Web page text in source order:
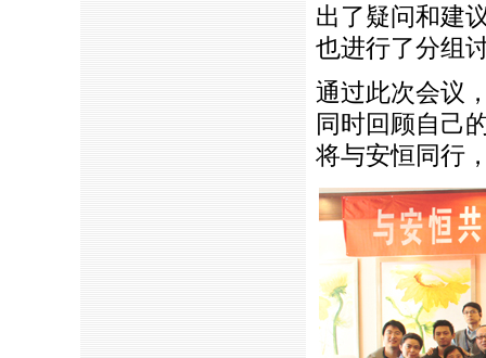
出了疑问和建
也进行了分组
通过此次会议
同时回顾自己
将与安恒同行